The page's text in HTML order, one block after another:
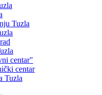
Tuzla
centar"
centar
Tuzla